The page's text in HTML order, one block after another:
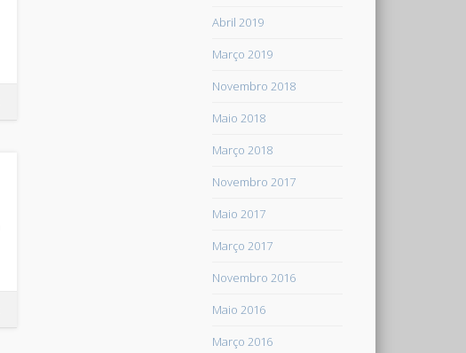
Abril 2019
Março 2019
Novembro 2018
Maio 2018
Março 2018
Novembro 2017
Maio 2017
Março 2017
Novembro 2016
Maio 2016
Março 2016